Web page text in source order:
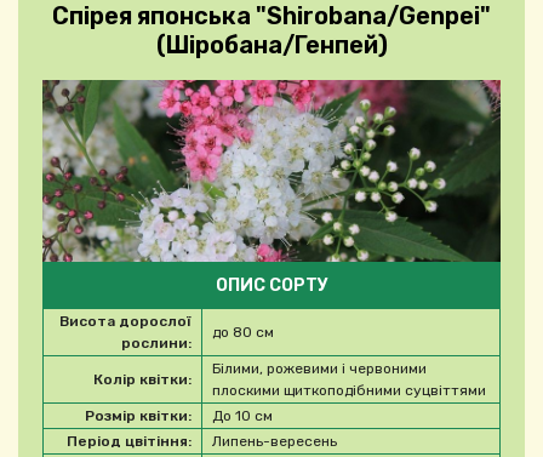
Спірея японська "Shirobana/Genpei"
(Шіробана/Генпей)
ОПИС СОРТУ
Висота дорослої
рослини:
до 80 см
Колір квітки:
Білими, рожевими і червоними
плоскими щиткоподібними суцвіттями
Розмір квітки:
До 10 см
Період цвітіння:
Липень-вересень